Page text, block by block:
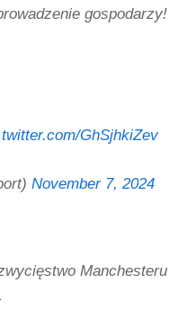
gospodarzy!
GhSjhkiZev
November 7, 2024
Manchesteru